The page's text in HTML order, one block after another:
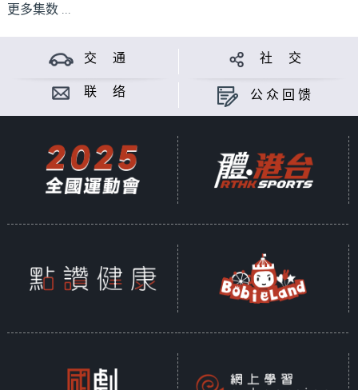
更多集数 ...
交 通 社 交
联 络 公众回馈